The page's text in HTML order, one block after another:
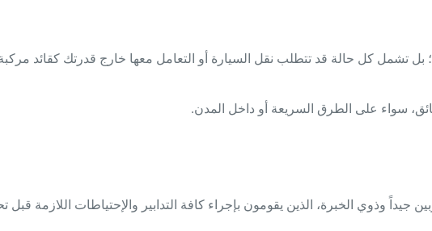
تشمل كل حالة قد تتطلب نقل السيارة أو التعامل معها خارج قدرتك كقائد
سواء على الطرق السريعة أو داخل المدن.
وذوي الخبرة، الذين يقومون بإجراء كافة التدابير والإحتياطات اللازمة قبل